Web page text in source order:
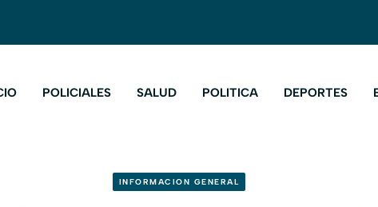
POLICIALES SALUD POLITICA DEPORTES
INFORMACION GENERAL